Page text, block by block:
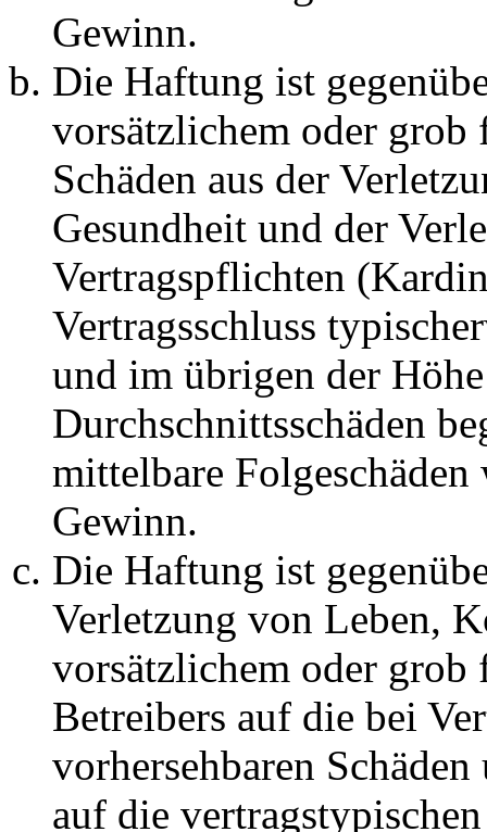
Gewinn.
Die Haftung ist
vorsätzlichem oder grob
Schäden aus der
Gesundheit und der
Vertragspflichten
Vertragsschluss
und im übrigen der
Durchschnittsschäden
mittelbare Folgeschäden
Gewinn.
Die Haftung ist
Verletzung von Leben,
vorsätzlichem oder grob
Betreibers auf die bei
vorhersehbaren
auf die